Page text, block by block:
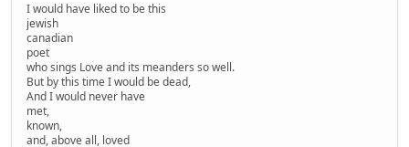
I would have liked to be this
jewish
canadian
poet
who sings Love and its meanders so well.
But by this time I would be dead,
And I would never have
met,
known,
and, above all, loved